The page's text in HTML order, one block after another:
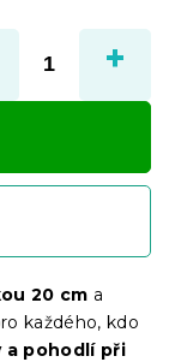
20 cm a
každého, kdo
a pohodlí při